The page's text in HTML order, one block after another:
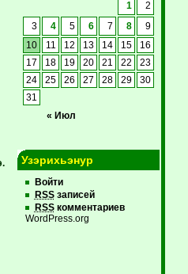
« Июл
1 2
3 4 5 6 7 8
9
10
11 12 13 14 15
16
17
18 19 20 21 22
23
24
25 26 27 28 29
30
31
Узэрихьэнур
Войти
RSSзаписей
RSSкомментариев
WordPress.org